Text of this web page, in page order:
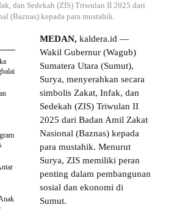
dan Sedekah (ZIS) Triwulan II 2025 dari
(Baznas) kepada para mustahik.
MEDAN, kaldera.id —
Wakil Gubernur (Wagub)
Sumatera Utara (Sumut),
Surya, menyerahkan secara
simbolis Zakat, Infak, dan
Sedekah (ZIS) Triwulan II
2025 dari Badan Amil Zakat
Nasional (Baznas) kepada
para mustahik. Menurut
Surya, ZIS memiliki peran
penting dalam pembangunan
sosial dan ekonomi di
Sumut.